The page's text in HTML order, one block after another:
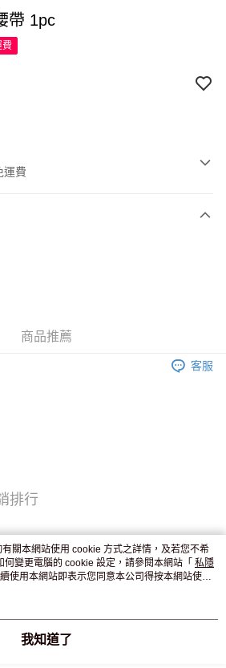
帶 1pc
費
運費
後2-4個工作天到店，7天內取。逾期後
商品推薦
客服
排行
關本網站使用 cookie 方式之詳情，及若您不希
變更電腦的 cookie 設定，請參閱本網站「 私隱
使用本網站即表示您同意本公司得按本網站使用
。
我知道了